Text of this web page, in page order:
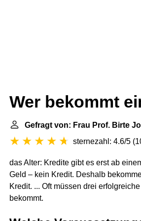
Wer bekommt
Gefragt von: Frau Prof. Birte
sternezahl: 4.6/5 (
das Alter: Kredite gibt es erst ab
Geld – kein Kredit. Deshalb
Kredit. ... Oft müssen drei
bekommt.